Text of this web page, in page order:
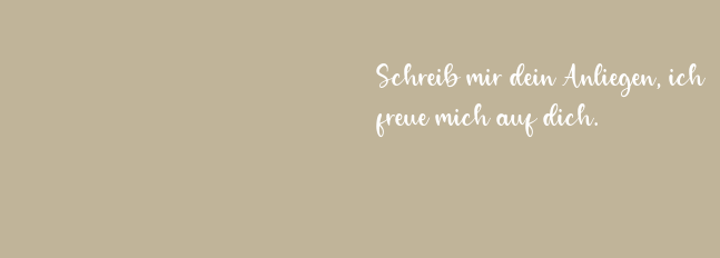
Schreib mir dein Anliegen, ich
freue mich auf dich.